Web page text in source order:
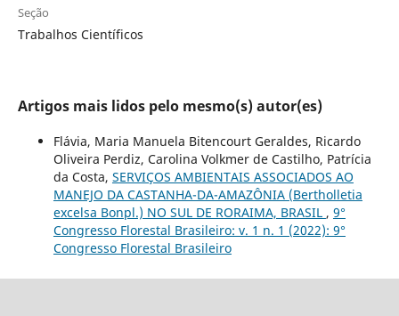
Seção
Trabalhos Científicos
Artigos mais lidos pelo mesmo(s) autor(es)
Flávia, Maria Manuela Bitencourt Geraldes, Ricardo
Oliveira Perdiz, Carolina Volkmer de Castilho, Patrícia
da Costa, SERVIÇOS AMBIENTAIS ASSOCIADOS AO
MANEJO DA CASTANHA-DA-AMAZÔNIA (Bertholletia
excelsa Bonpl.) NO SUL DE RORAIMA, BRASIL , 9°
Congresso Florestal Brasileiro: v. 1 n. 1 (2022): 9°
Congresso Florestal Brasileiro